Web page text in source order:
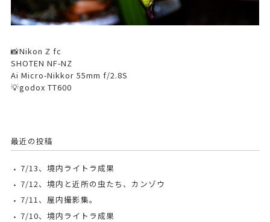
📸Nikon ℤ fc
SHOTEN NF-NZ
Ai Micro-Nikkor 55mm f/2.8S
💡godox TT600
最近の投稿
7/13、境内ライトラ成果
7/12、境内と近所の虫たち、カンゾウ
7/11、屋内撮影集。
7/10、境内ライトラ成果